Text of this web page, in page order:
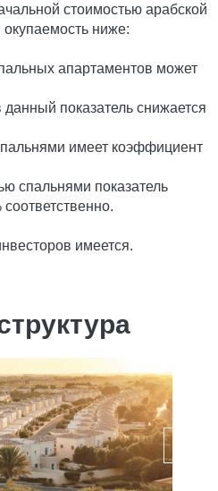
стоимостью арабской
ниже:
апартаментов может
показатель снижается
имеет коэффициент
спальнями показатель
имеется.